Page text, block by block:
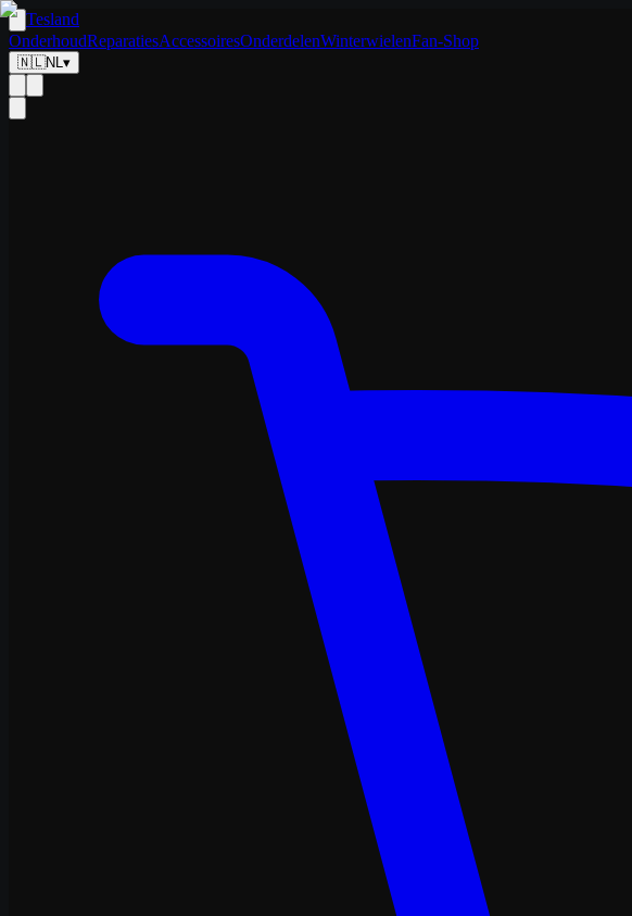
Tesland
OnderhoudReparatiesAccessoiresOnderdelenWinterwielenFan-Shop
🇳🇱NL▾